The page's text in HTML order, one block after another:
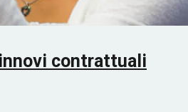
contrattuali